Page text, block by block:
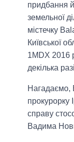
придбання
земельної
містечку
Київської
1MDX 2016
декілька
Нагадаємо,
прокурорку
справу
Вадима